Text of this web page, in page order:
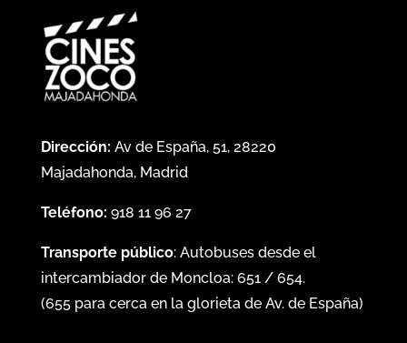
Dirección: Av de España, 51, 28220
Majadahonda, Madrid
Teléfono: 918 11 96 27
Transporte público: Autobuses desde el
intercambiador de Moncloa: 651/ 654.
(655para cerca en la glorieta de Av. de España)